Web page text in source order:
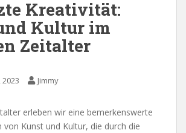
Kreativität:
Kultur im
Zeitalter
Jimmy
erleben wir eine bemerkenswerte
Kunst und Kultur, die durch die